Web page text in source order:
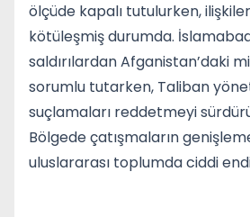
ölçüde kapalı tutulurken,
kötüleşmiş durumda.
saldırılardan Afganistan’daki
sorumlu tutarken, Taliban
suçlamaları reddetmeyi
Bölgede çatışmaların
uluslararası toplumda ciddi